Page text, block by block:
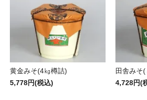
黄金みそ(4㎏樽詰)
5,778円(税込)
田舎みそ
4,728円(